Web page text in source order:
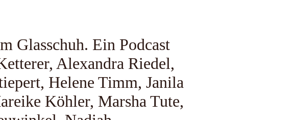
Glasschuh. Ein Podcast
Alexandra Riedel,
Helene Timm, Janila
Köhler, Marsha Tute,